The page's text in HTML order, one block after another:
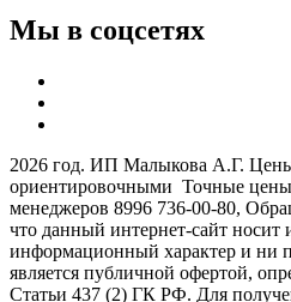
Мы в соцсетях
2026 год. ИП Малыкова А.Г. Цены
ориентировочными Точные цены
менеджеров 8996 736-00-80,
что данный интернет-сайт носит
информационный характер и ни
является публичной офертой,
Статьи 437 (2) ГК РФ. Для